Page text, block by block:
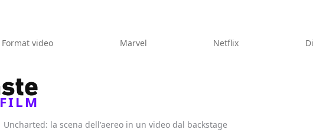
Format video Marvel Netflix
FILM
Uncharted: la scena dell'aereo in un video dal backstage